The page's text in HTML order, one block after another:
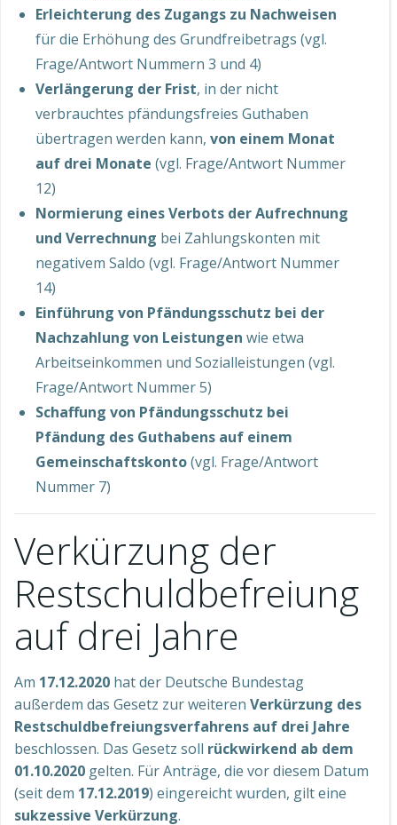
Erleichterung des Zugangs zu Nachweisen
für die Erhöhung des Grundfreibetrags (vgl.
Frage/Antwort Nummern 3 und 4)
Verlängerung der Frist, in der nicht
verbrauchtes pfändungsfreies Guthaben
übertragen werden kann, von einem Monat
auf drei Monate (vgl. Frage/Antwort Nummer
12)
Normierung eines Verbots der Aufrechnung
und Verrechnung bei Zahlungskonten mit
negativem Saldo (vgl. Frage/Antwort Nummer
14)
Einführung von Pfändungsschutz bei der
Nachzahlung von Leistungen wie etwa
Arbeitseinkommen und Sozialleistungen (vgl.
Frage/Antwort Nummer 5)
Schaffung von Pfändungsschutz bei
Pfändung des Guthabens auf einem
Gemeinschaftskonto(vgl. Frage/Antwort
Nummer 7)
Verkürzung der
Restschuldbefreiung
auf drei Jahre
Am 17.12.2020 hat der Deutsche Bundestag
außerdem das Gesetz zur weiteren Verkürzung des
Restschuldbefreiungsverfahrens auf drei Jahre
beschlossen. Das Gesetz soll rückwirkend ab dem
01.10.2020 gelten. Für Anträge, die vor diesem Datum
(seit dem 17.12.2019) eingereicht wurden, gilt eine
sukzessive Verkürzung.